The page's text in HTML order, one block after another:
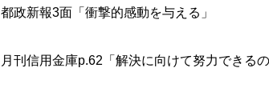
都政新報3面「衝撃的感動を与える」
月刊信用金庫p.62「解決に向けて努力できる